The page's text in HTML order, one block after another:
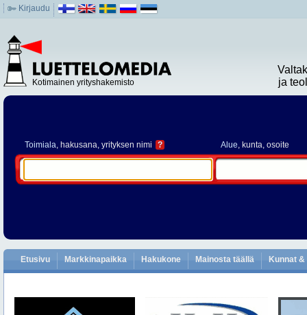
Kirjaudu
Kotimainen yrityshakemisto
ja
Toimiala, hakusana, yrityksen nimi ? Alue, kunta, osoite
Etusivu Markkinapaikka Hakukone Mainosta täällä Kunnat